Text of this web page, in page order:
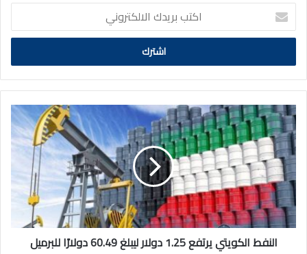
اكتب
بريدك
الالكتروني
النفط
الكويتي
يرتفع
1.25
دولار
ليبلغ
60.49
دولارًا
للبرميل
النفط الكويتي يرتفع 1.25 دولار ليبلغ 60.49 دولارًا للبرميل